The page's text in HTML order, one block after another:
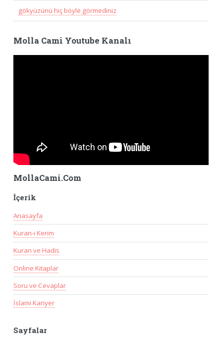
gökyüzünü hiç böyle görmediniz
Molla Cami Youtube Kanalı
MollaCami.Com
İçerik
Anasayfa
Kuran-ı Kerim
Kuran ve Hadis
Online Kitaplar
Soru ve Cevaplar
İslami Kariyer
Sayfalar